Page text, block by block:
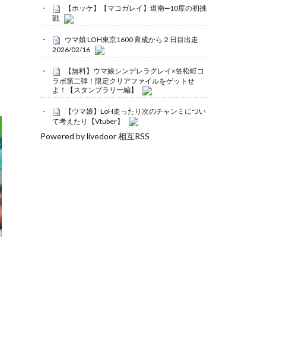
【ホッケ】【マコガレイ】道南➖10度の初挑
戦
ウマ娘 LOH東京1600 育成から２日目出走
2026/02/16
【無料】ウマ娘シンデレラグレイ×笠松町コ
ラボ第二弾！限定クリアファイルをゲットせ
よ！【スタンプラリー編】
【ウマ娘】LoH走ったり次のチャンミについ
て考えたり【Vtuber】
Powered by livedoor 相互RSS